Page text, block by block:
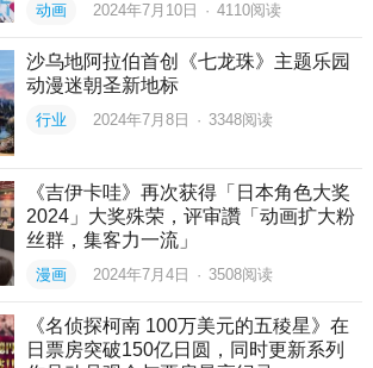
动画 2024年7月10日 · 4110阅读
沙乌地阿拉伯首创《七龙珠》主题乐园
动漫迷朝圣新地标
行业 2024年7月8日 · 3348阅读
《吉伊卡哇》再次获得「日本角色大奖
2024」大奖殊荣，评审讚「动画扩大粉
丝群，集客力一流」
漫画 2024年7月4日 · 3508阅读
《名侦探柯南 100万美元的五稜星》在
日票房突破150亿日圆，同时更新系列